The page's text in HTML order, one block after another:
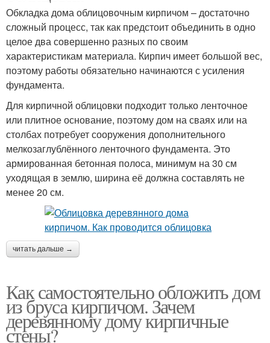
Обкладка дома облицовочным кирпичом – достаточно
сложный процесс, так как предстоит объединить в одно
целое два совершенно разных по своим
характеристикам материала. Кирпич имеет большой вес,
поэтому работы обязательно начинаются с усиления
фундамента.
Для кирпичной облицовки подходит только ленточное
или плитное основание, поэтому дом на сваях или на
столбах потребует сооружения дополнительного
мелкозаглублённого ленточного фундамента. Это
армированная бетонная полоса, минимум на 30 см
уходящая в землю, ширина её должна составлять не
менее 20 см.
читать дальше →
Как самостоятельно обложить дом
из бруса кирпичом. Зачем
деревянному дому кирпичные
стены?